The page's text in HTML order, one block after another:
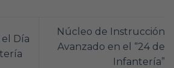
Día
Núcleo de Instrucción
Avanzado en el “24 de
Infantería”